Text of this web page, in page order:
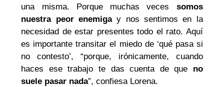
una misma. Porque muchas veces somos
nuestra peor enemigay nos sentimos en la
necesidad de estar presentes todo el rato. Aquí
es importante transitar el miedo de ‘qué pasa si
no contesto’, “porque, irónicamente, cuando
haces ese trabajo te das cuenta de que no
suele pasar nada”, confiesa Lorena.